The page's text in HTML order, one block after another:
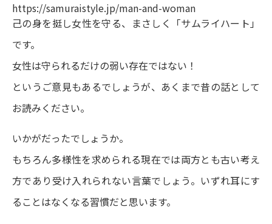
https://samuraistyle.jp/man-and-woman
己の身を挺し女性を守る、まさしく「サムライハート」
です。
女性は守られるだけの弱い存在ではない！
というご意見もあるでしょうが、あくまで昔の話として
お読みください。
いかがだったでしょうか。
もちろん多様性を求められる現在では両方とも古い考え
方であり受け入れられない言葉でしょう。いずれ耳にす
ることはなくなる習慣だと思います。